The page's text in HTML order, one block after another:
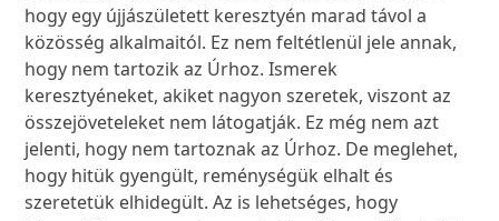
hogy egy újjászületett keresztyén marad távol a
közösség alkalmaitól. Ez nem feltétlenül jele annak,
hogy nem tartozik az Úrhoz. Ismerek
keresztyéneket, akiket nagyon szeretek, viszont az
összejöveteleket nem látogatják. Ez még nem azt
jelenti, hogy nem tartoznak az Úrhoz. De meglehet,
hogy hitük gyengült, reménységük elhalt és
szeretetük elhidegült. Az is lehetséges, hogy